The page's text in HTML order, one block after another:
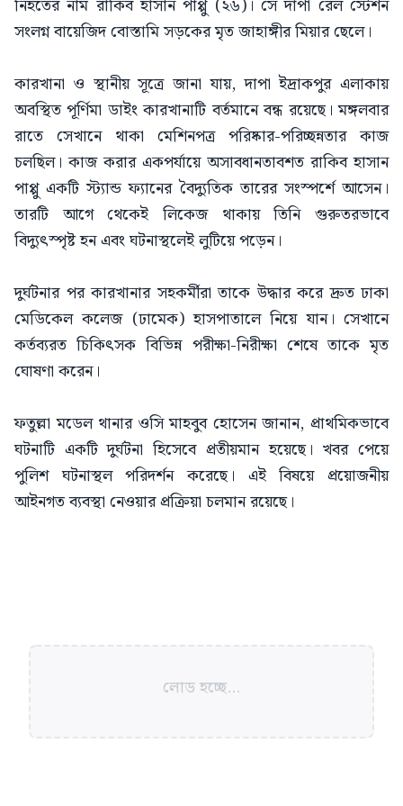
নিহতের নাম রাকিব হাসান পাপ্পু (২৬)। সে দাপা রেল স্টেশন
সংলগ্ন বায়েজিদ বোস্তামি সড়কের মৃত জাহাঙ্গীর মিয়ার ছেলে।
কারখানা ও স্থানীয় সূত্রে জানা যায়, দাপা ইদ্রাকপুর এলাকায়
অবস্থিত পূর্ণিমা ডাইং কারখানাটি বর্তমানে বন্ধ রয়েছে। মঙ্গলবার
রাতে সেখানে থাকা মেশিনপত্র পরিষ্কার-পরিচ্ছন্নতার কাজ
চলছিল। কাজ করার একপর্যায়ে অসাবধানতাবশত রাকিব হাসান
পাপ্পু একটি স্ট্যান্ড ফ্যানের বৈদ্যুতিক তারের সংস্পর্শে আসেন।
তারটি আগে থেকেই লিকেজ থাকায় তিনি গুরুতরভাবে
বিদ্যুৎস্পৃষ্ট হন এবং ঘটনাস্থলেই লুটিয়ে পড়েন।
দুর্ঘটনার পর কারখানার সহকর্মীরা তাকে উদ্ধার করে দ্রুত ঢাকা
মেডিকেল কলেজ (ঢামেক) হাসপাতালে নিয়ে যান। সেখানে
কর্তব্যরত চিকিৎসক বিভিন্ন পরীক্ষা-নিরীক্ষা শেষে তাকে মৃত
ঘোষণা করেন।
ফতুল্লা মডেল থানার ওসি মাহবুব হোসেন জানান, প্রাথমিকভাবে
ঘটনাটি একটি দুর্ঘটনা হিসেবে প্রতীয়মান হয়েছে। খবর পেয়ে
পুলিশ ঘটনাস্থল পরিদর্শন করেছে। এই বিষয়ে প্রয়োজনীয়
আইনগত ব্যবস্থা নেওয়ার প্রক্রিয়া চলমান রয়েছে।
লোড হচ্ছে...